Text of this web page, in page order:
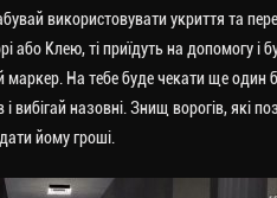
використовувати укриття та
Клею, ті приїдуть на допомогу і
маркер. На тебе буде чекати ще один
вибігай назовні. Знищ ворогів, які
йому гроші.